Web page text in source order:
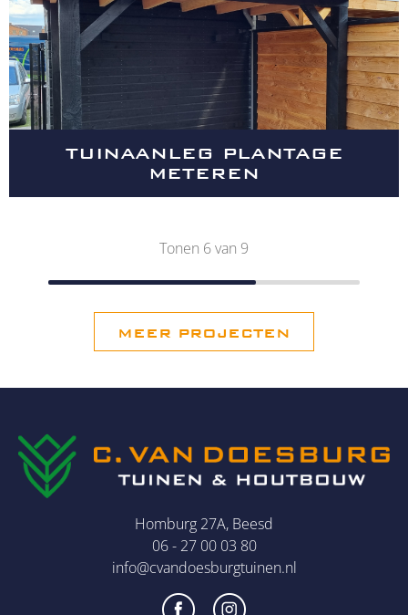
TUINAANLEG PLANTAGE
METEREN
Tonen 6van 9
MEER PROJECTEN
Homburg 27A, Beesd
06 - 27 00 03 80
info@cvandoesburgtuinen.nl